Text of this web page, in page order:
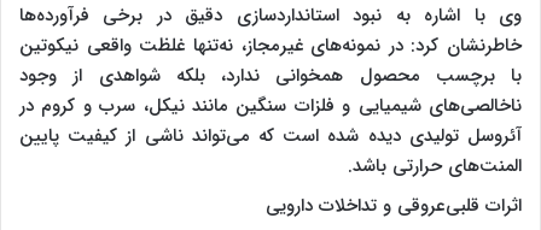
وی با اشاره به نبود استانداردسازی دقیق در برخی فرآورده‌ها
خاطرنشان کرد: در نمونه‌های غیرمجاز، نه‌تنها غلظت واقعی نیکوتین
با برچسب محصول همخوانی ندارد، بلکه شواهدی از وجود
ناخالصی‌های شیمیایی و فلزات سنگین مانند نیکل، سرب و کروم در
آئروسل تولیدی دیده شده است که می‌تواند ناشی از کیفیت پایین
المنت‌های حرارتی باشد.
اثرات قلبی‌عروقی و تداخلات دارویی